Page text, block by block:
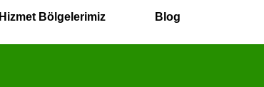
Hizmet Bölgelerimiz Blog